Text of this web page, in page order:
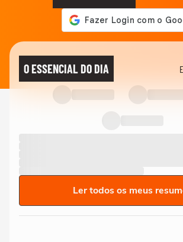
O ESSENCIAL DO DIA
Ler todos os meus